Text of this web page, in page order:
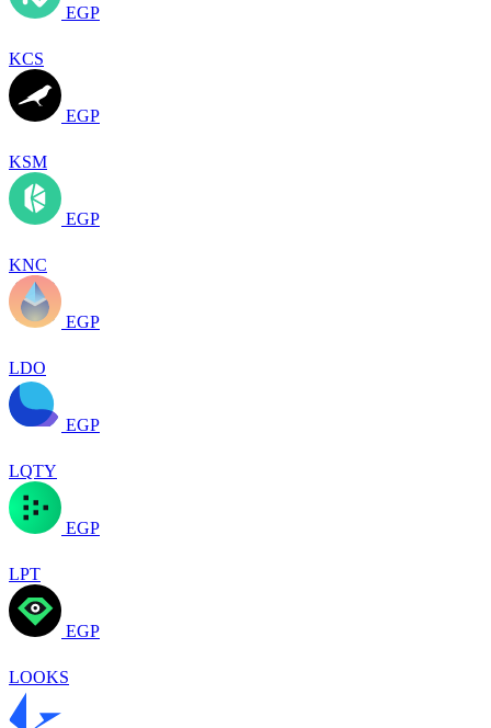
EGP
KCS
EGP
KSM
EGP
KNC
EGP
LDO
EGP
LQTY
EGP
LPT
EGP
LOOKS